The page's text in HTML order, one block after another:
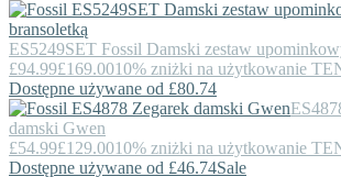
ES5249SET Fossil Damski zestaw
£94.99£169.0010% zniżki na użytkowanie
Dostępne używane od £80.74
damski Gwen
£54.99£129.0010% zniżki na użytkowanie
Dostępne używane od £46.74Sale